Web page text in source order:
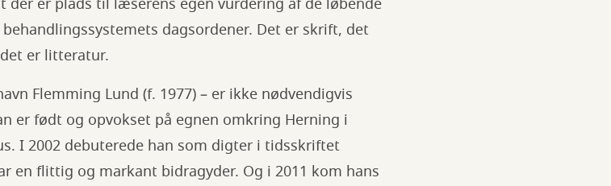
dagsordener. Det er skrift, det
er litteratur.
Flemming Lund (f. 1977) – er ikke nødvendigvis
er født og opvokset på egnen omkring Herning i
I 2002 debuterede han som digter i tidsskriftet
en flittig og markant bidragyder. Og i 2011 kom hans